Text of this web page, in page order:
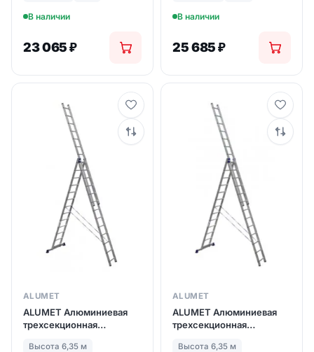
В наличии
23 065₽
В наличии
25 685₽
ALUMET
ALUMET Алюминиевая
трехсекционная
Высота 6,35 м
ALUMET
ALUMET Алюминиевая
трехсекционная
Высота 6,35 м